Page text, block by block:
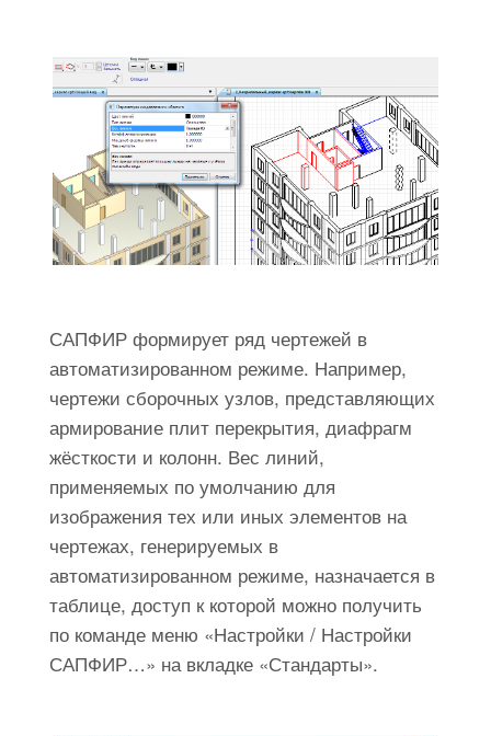
САПФИР формирует ряд чертежей в
автоматизированном режиме. Например,
чертежи сборочных узлов, представляющих
армирование плит перекрытия, диафрагм
жёсткости и колонн. Вес линий,
применяемых по умолчанию для
изображения тех или иных элементов на
чертежах, генерируемых в
автоматизированном режиме, назначается в
таблице, доступ к которой можно получить
по команде меню «Настройки / Настройки
САПФИР…» на вкладке «Стандарты».